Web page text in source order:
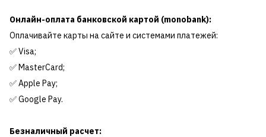
Онлайн-оплата банковской картой (monobank):
Оплачивайте карты на сайте и системами платежей:
✅ Visa;
✅ MasterCard;
✅ Apple Pay;
✅ Google Pay.
Безналичный расчет: